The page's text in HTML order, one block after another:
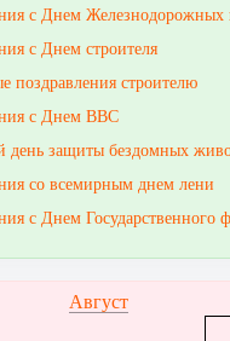
с Днем Железнодорожных
с Днем строителя
поздравления строителю
с Днем ВВС
день защиты бездомных
со всемирным днем лени
с Днем Государственного
Август